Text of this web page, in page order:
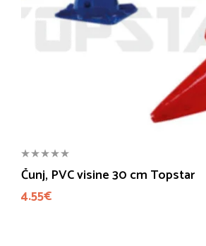
Čunj, PVC visine 30 cm Topstar
4.55€